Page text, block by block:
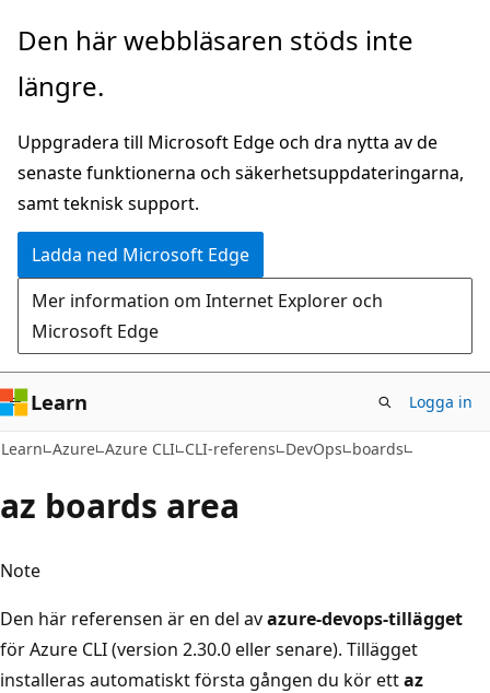
Hoppa
huvudinnehåll
Hoppa
sidnavigering
Den här webbläsaren stöds inte
längre.
Uppgradera till Microsoft Edge och dra nytta av de
senaste funktionerna och säkerhetsuppdateringarna,
samt teknisk support.
Ladda ned Microsoft Edge
Mer information om Internet Explorer och
Microsoft Edge
Learn Logga in
Learn Azure Azure CLI CLI-referens DevOps boards
az boards area
Note
Den här referensen är en del avazure-devops-tillägget
för Azure CLI (version 2.30.0 eller senare). Tillägget
installeras automatiskt första gången du kör ettaz